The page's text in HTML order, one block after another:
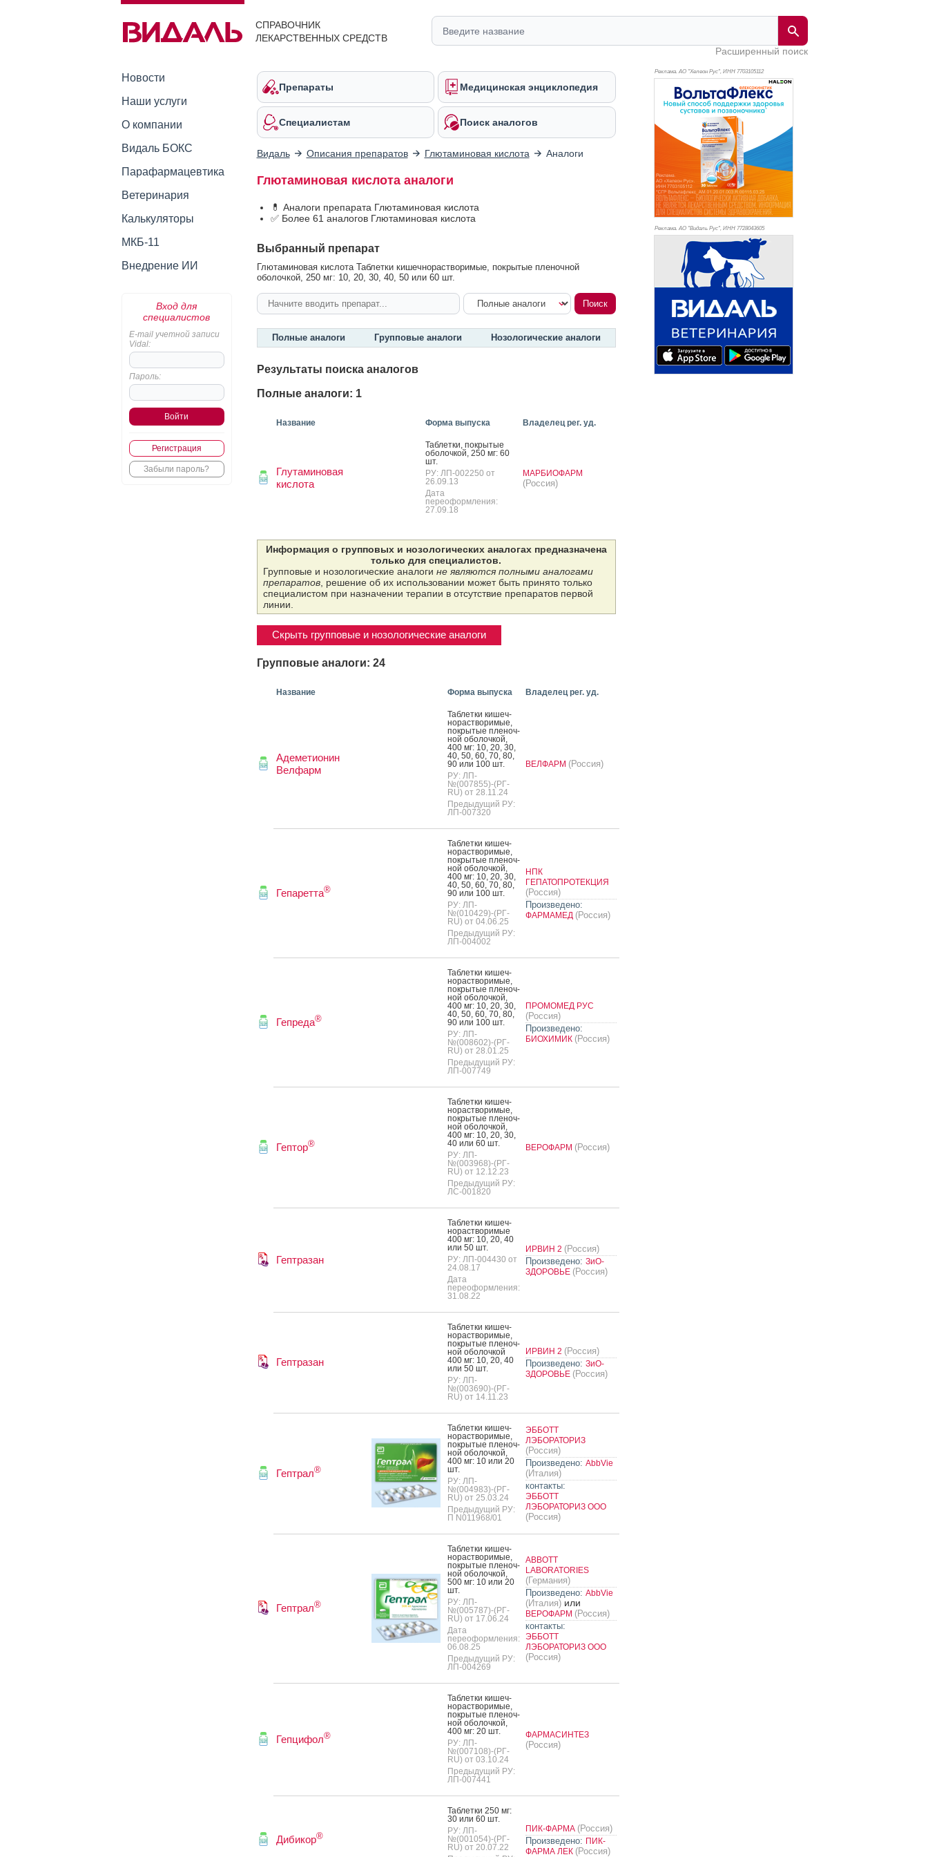
СПРАВОЧНИК
ЛЕКАРСТВЕННЫХ СРЕДСТВ
Расширенный поиск
Новости
Наши услуги
О компании
Видаль БОКС
Парафармацевтика
Ветеринария
Калькуляторы
МКБ-11
Внедрение ИИ
Вход для
специалистов
E-mail учетной записи
Vidal:
Пароль:
Регистрация
Забыли пароль?
Препараты Медицинская энциклопедия
Специалистам Поиск аналогов
Видаль Описания препаратов Глютаминовая кислота Аналоги
Глютаминовая кислота аналоги
💊 Аналоги препарата Глютаминовая кислота
✅ Более 61 аналогов Глютаминовая кислота
Выбранный препарат
Глютаминовая кислота Таблетки кишечнорастворимые, покрытые пленочной
оболочкой, 250 мг: 10, 20, 30, 40, 50 или 60 шт.
Полные аналоги Групповые аналоги Нозологические аналоги
Результаты поиска аналогов
Полные аналоги: 1
Название Форма выпуска Владелец рег. уд.
Глутаминовая
кислота
Таб­летки, пок­ры­тые
обо­лоч­кой, 250 мг: 60
шт.
РУ: ЛП-002250 от
26.09.13
Дата
переоформления:
27.09.18
МАРБИОФАРМ
(Россия)
Информация о групповых и нозологических аналогах предназначена
только для специалистов.
Групповые и нозологические аналоги не являются полными аналогами
препаратов, решение об их использовании может быть принято только
специалистом при назначении терапии в отсутствие препаратов первой
линии.
Скрыть групповые и нозологические аналоги
Групповые аналоги: 24
Название Форма выпуска Владелец рег. уд.
Адеметионин
Велфарм
Таб­летки ки­шеч­
но­рас­тво­римые,
пок­ры­тые пле­ноч­
ной обо­лоч­кой,
400 мг: 10, 20, 30,
40, 50, 60, 70, 80,
90 или 100 шт.
РУ: ЛП-
№(007855)-(РГ-
RU) от 28.11.24
Предыдущий РУ:
ЛП-007320
ВЕЛФАРМ (Россия)
Гепаретта®
Таб­летки ки­шеч­
но­рас­тво­римые,
пок­ры­тые пле­ноч­
ной обо­лоч­кой,
400 мг: 10, 20, 30,
40, 50, 60, 70, 80,
90 или 100 шт.
РУ: ЛП-
№(010429)-(РГ-
RU) от 04.06.25
Предыдущий РУ:
ЛП-004002
НПК
ГЕПАТОПРОТЕКЦИЯ
(Россия)
Произведено:
ФАРМАМЕД (Россия)
Гепреда®
Таб­летки ки­шеч­
но­рас­тво­римые,
пок­ры­тые пле­ноч­
ной обо­лоч­кой,
400 мг: 10, 20, 30,
40, 50, 60, 70, 80,
90 или 100 шт.
РУ: ЛП-
№(008602)-(РГ-
RU) от 28.01.25
Предыдущий РУ:
ЛП-007749
ПРОМОМЕД РУС
(Россия)
Произведено:
БИОХИМИК (Россия)
Гептор®
Таб­летки ки­шеч­
но­рас­тво­римые,
пок­ры­тые пле­ноч­
ной обо­лоч­кой,
400 мг: 10, 20, 30,
40 или 60 шт.
РУ: ЛП-
№(003968)-(РГ-
RU) от 12.12.23
Предыдущий РУ:
ЛС-001820
ВЕРОФАРМ (Россия)
Гептразан
Таб­летки ки­шеч­
но­рас­тво­римые
400 мг: 10, 20, 40
или 50 шт.
РУ: ЛП-004430 от
24.08.17
Дата
переоформления:
31.08.22
ИРВИН 2 (Россия)
Произведено: ЗиО-
ЗДОРОВЬЕ (Россия)
Гептразан
Таб­летки ки­шеч­
но­рас­тво­римые,
пок­ры­тые пле­ноч­
ной обо­лоч­кой
400 мг: 10, 20, 40
или 50 шт.
РУ: ЛП-
№(003690)-(РГ-
RU) от 14.11.23
ИРВИН 2 (Россия)
Произведено: ЗиО-
ЗДОРОВЬЕ (Россия)
Гептрал®
Таб­летки ки­шеч­
но­рас­тво­римые,
пок­ры­тые пле­ноч­
ной обо­лоч­кой,
400 мг: 10 или 20
шт.
РУ: ЛП-
№(004983)-(РГ-
RU) от 25.03.24
Предыдущий РУ:
П N011968/01
ЭББОТТ
ЛЭБОРАТОРИЗ
(Россия)
Произведено: AbbVie
(Италия)
контакты:
ЭББОТТ
ЛЭБОРАТОРИЗ ООО
(Россия)
Гептрал®
Таб­летки ки­шеч­
но­рас­тво­римые,
пок­ры­тые пле­ноч­
ной обо­лоч­кой,
500 мг: 10 или 20
шт.
РУ: ЛП-
№(005787)-(РГ-
RU) от 17.06.24
Дата
переоформления:
06.08.25
Предыдущий РУ:
ЛП-004269
ABBOTT
LABORATORIES
(Германия)
Произведено: AbbVie
(Италия)или
ВЕРОФАРМ (Россия)
контакты:
ЭББОТТ
ЛЭБОРАТОРИЗ ООО
(Россия)
Гепцифол®
Таб­летки ки­шеч­
но­рас­тво­римые,
пок­ры­тые пле­ноч­
ной обо­лоч­кой,
400 мг: 20 шт.
РУ: ЛП-
№(007108)-(РГ-
RU) от 03.10.24
Предыдущий РУ:
ЛП-007441
ФАРМАСИНТЕЗ
(Россия)
Дибикор®
Таб­летки 250 мг:
30 или 60 шт.
РУ: ЛП-
№(001054)-(РГ-
RU) от 20.07.22
ПИК-ФАРМА (Россия)
Произведено: ПИК-
ФАРМА ЛЕК (Россия)
Реклама. АО "Хелеон Рус", ИНН 7703105112
Реклама. АО "Видаль Рус", ИНН 7728043605